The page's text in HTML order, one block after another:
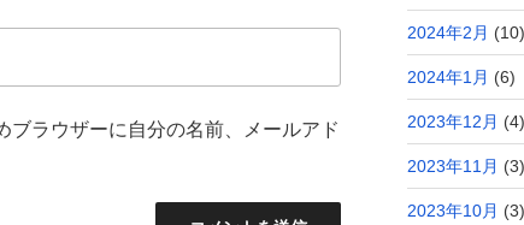
ブラウザーに自分の名前、メールアド
2024年2月 (10)
2024年1月 (6)
2023年12月 (4)
2023年11月 (3)
2023年10月 (3)